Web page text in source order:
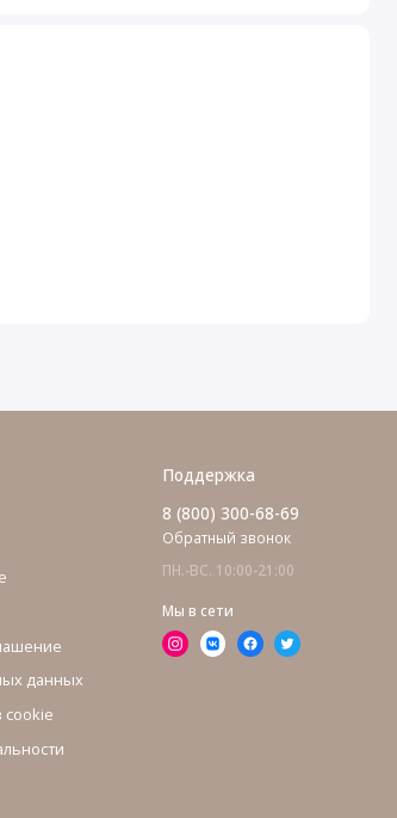
данных
cookie
Поддержка
8 (800) 300-68-69
Обратный звонок
ПН.-ВС. 10:00-21:00
Мы в сети